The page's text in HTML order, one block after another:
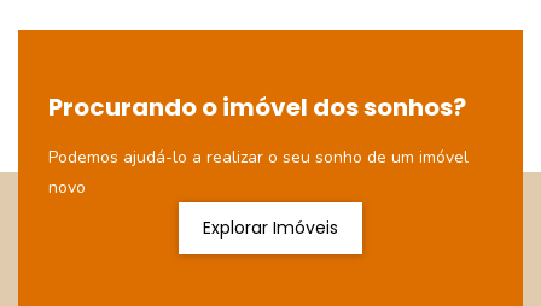
Procurando o imóvel dos sonhos?
Podemos ajudá-lo a realizar o seu sonho de um imóvel
novo
Explorar Imóveis